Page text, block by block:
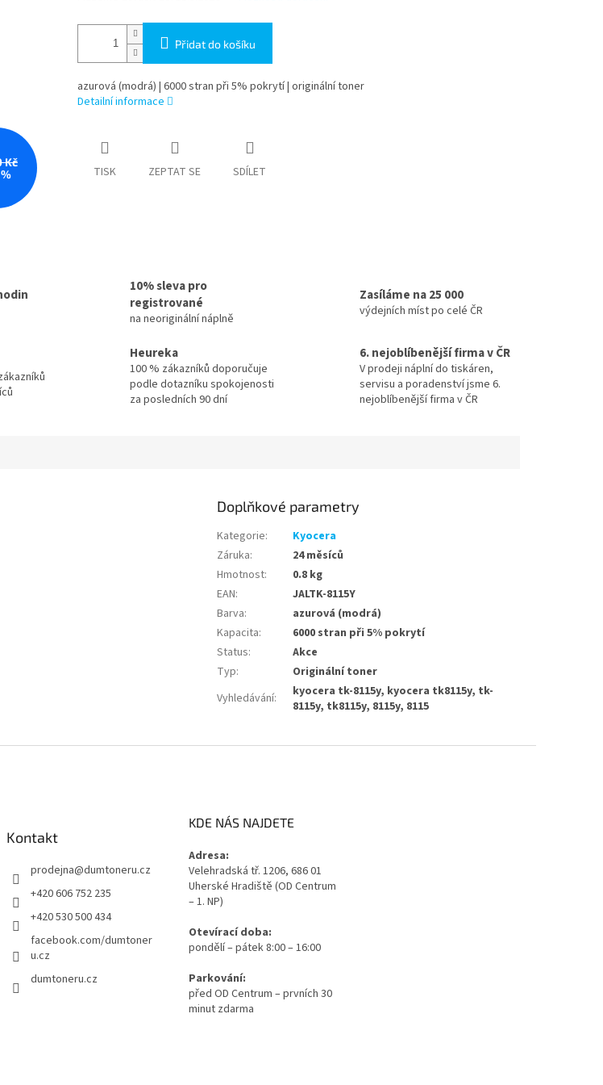
Kč
%
Přidat do košíku
azurová (modrá) | 6000 stran při 5% pokrytí | originální toner
Detailní informace
TISK ZEPTAT SE SDÍLET
10% sleva pro
registrované
na neoriginální náplně
Zasíláme na 25 000
výdejních míst po celé ČR
Heureka
100 % zákazníků doporučuje
podle dotazníku spokojenosti
za posledních 90 dní
6. nejoblíbenější firma v ČR
V prodeji náplní do tiskáren,
servisu a poradenství jsme 6.
nejoblíbenější firma v ČR
Doplňkové parametry
Kategorie:
Kyocera
Záruka:
24 měsíců
Hmotnost:
0.8 kg
EAN:
JALTK-8115Y
Barva:
azurová (modrá)
Kapacita:
6000 stran při 5% pokrytí
Status:
Akce
Typ:
Originální toner
Vyhledávání:
kyocera tk-8115y, kyocera tk8115y, tk-
8115y, tk8115y, 8115y, 8115
Kontakt
prodejna@dumtoneru.cz
+420 606 752 235
+420 530 500 434
facebook.com/dumtoner
u.cz
dumtoneru.cz
KDE NÁS NAJDETE
Adresa:
Velehradská tř. 1206, 686 01
Uherské Hradiště (OD Centrum
– 1. NP)
Otevírací doba:
pondělí – pátek 8:00 – 16:00
Parkování:
před OD Centrum – prvních 30
minut zdarma